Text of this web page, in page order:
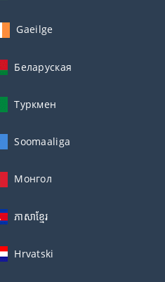
Gaeilge
Беларуская
Туркмен
Soomaaliga
Монгол
ភាសាខ្មែរ
Hrvatski